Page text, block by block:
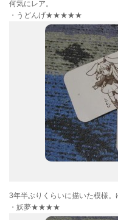
何気にレア。
・うどんげ★★★★★
3年半ぶりくらいに描いた模様。
・妖夢★★★★